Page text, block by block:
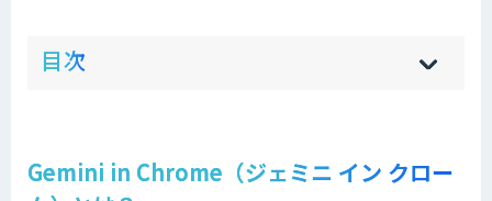
目次 hi
]
sh
]
Gemini in Chrome（ジェミニ イン クロー